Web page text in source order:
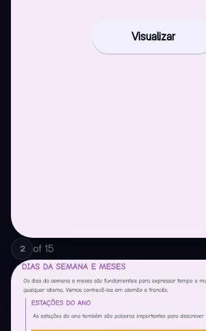
Visualizar
2 of 15